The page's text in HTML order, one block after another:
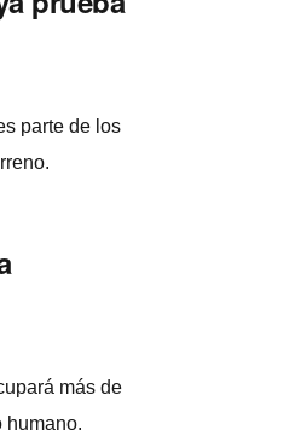
parte de los
más de
humano.